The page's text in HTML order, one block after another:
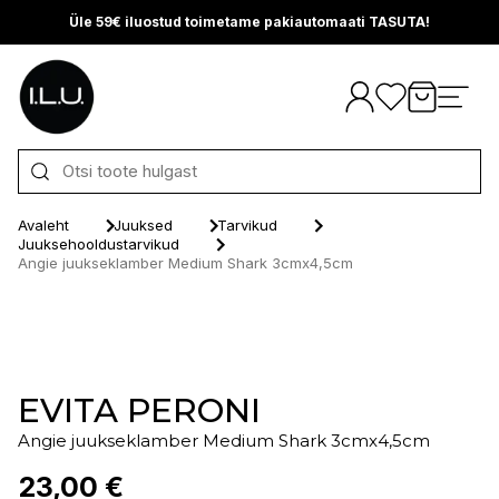
Üle 59€ iluostud toimetame pakiautomaati TASUTA!
Otse sisu juurde
Avaleht Juuksed
Tarvikud
Juuksehooldustarvikud
Angie juukseklamber Medium Shark 3cmx4,5cm
EVITA PERONI
Angie juukseklamber Medium Shark 3cmx4,5cm
23,00 €